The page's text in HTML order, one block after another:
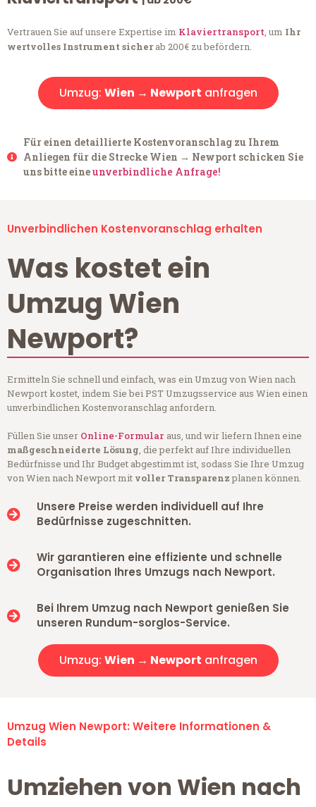
Vertrauen Sie auf unsere Expertise im Klaviertransport, um Ihr
wertvolles Instrument sicherab 200€ zu befördern.
Umzug: Wien → Newport anfragen
Für einen detaillierte Kostenvoranschlag zu Ihrem
Anliegen für die Strecke Wien → Newport schicken Sie
uns bitte eineunverbindliche Anfrage!
Unverbindlichen Kostenvoranschlag erhalten
Was kostet ein
Umzug Wien
Newport?
Ermitteln Sie schnell und einfach, was ein Umzug von Wien nach
Newport kostet, indem Sie bei PST Umzugsservice aus Wien einen
unverbindlichen Kostenvoranschlag anfordern.
Füllen Sie unser Online-Formular aus, und wir liefern Ihnen eine
maßgeschneiderte Lösung, die perfekt auf Ihre individuellen
Bedürfnisse und Ihr Budget abgestimmt ist, sodass Sie Ihre Umzug
von Wien nach Newport mit voller Transparenzplanen können.
Unsere Preise werden individuell auf Ihre
Bedürfnisse zugeschnitten.
Wir garantieren eine effiziente und schnelle
Organisation Ihres Umzugs nach Newport.
Bei Ihrem Umzug nach Newport genießen Sie
unseren Rundum-sorglos-Service.
Umzug: Wien → Newport anfragen
Umzug Wien Newport: Weitere Informationen &
Details
Umziehen von Wien nach